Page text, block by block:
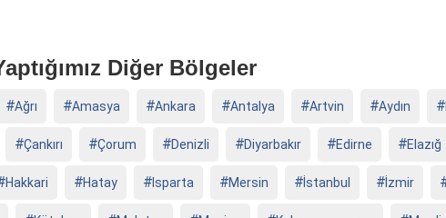
Diğer Bölgeler
Ağrı Amasya Ankara Antalya Artvin Aydın
Çankırı Çorum Denizli Diyarbakır Edirne Elazığ
Hakkari Hatay Isparta Mersin İstanbul İzmir